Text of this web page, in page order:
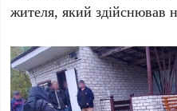
жителя, який здійснював